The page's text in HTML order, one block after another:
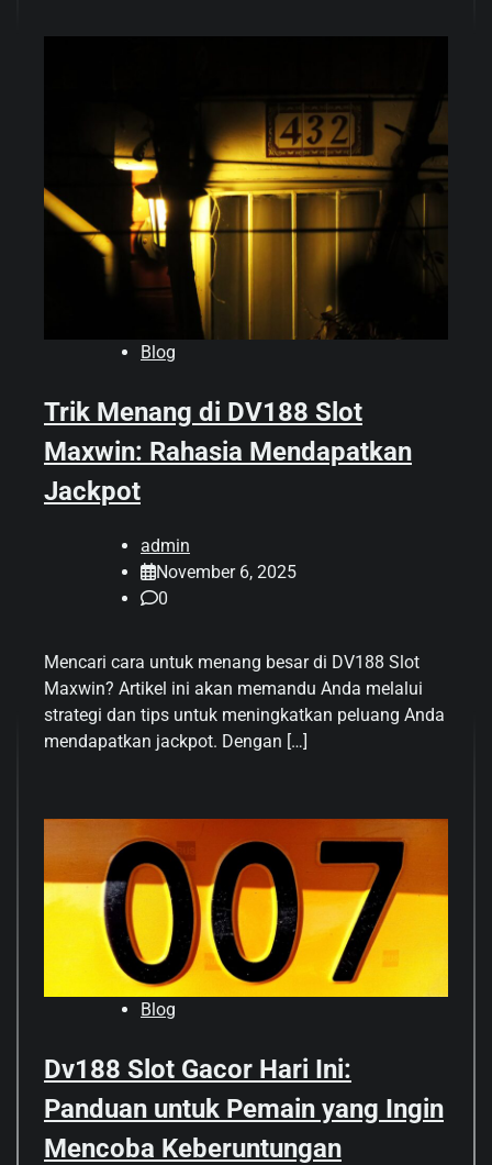
Blog
Trik Menang di DV188 Slot
Maxwin: Rahasia Mendapatkan
Jackpot
admin
November 6, 2025
0
Mencari cara untuk menang besar di DV188 Slot
Maxwin? Artikel ini akan memandu Anda melalui
strategi dan tips untuk meningkatkan peluang Anda
mendapatkan jackpot. Dengan […]
Blog
Dv188 Slot Gacor Hari Ini:
Panduan untuk Pemain yang Ingin
Mencoba Keberuntungan